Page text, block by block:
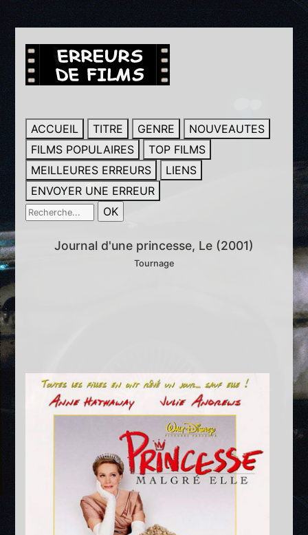
ACCUEIL TITRE GENRE
NOUVEAUTES
FILMS POPULAIRES
TOP FILMS
MEILLEURES ERREURS
LIENS
ENVOYER UNE ERREUR
Journal d'une princesse, Le (2001)
Tournage